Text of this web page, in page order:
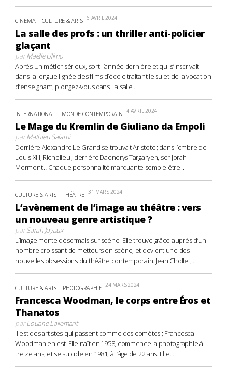
CINÉMA CULTURE & ARTS 6 AVRIL 2024
La salle des profs : un thriller anti-policier
glaçant
parMaëlle Ullmo
Après Un métier sérieux, sorti l’année dernière et qui s’inscrivait
dans la longue lignée des films d’école traitant le sujet de la vocation
d’enseignant, plongez-vous dans La salle...
INTERNATIONAL MONDE CONTEMPORAIN 4 AVRIL 2024
Le Mage du Kremlin de Giuliano da Empoli
parMathieu Salami
Derrière Alexandre Le Grand se trouvait Aristote ; dans l’ombre de
Louis XIII, Richelieu ; derrière Daenerys Targaryen, ser Jorah
Mormont… Chaque personnalité marquante semble être...
CULTURE & ARTS THÉÂTRE 31 MARS 2024
L’avènement de l’image au théâtre : vers
un nouveau genre artistique ?
parSarah Joyaux
L’image monte désormais sur scène. Elle trouve grâce auprès d’un
nombre croissant de metteurs en scène, et devient une des
nouvelles obsessions du théâtre contemporain. Jean Chollet,...
CULTURE & ARTS PHOTOGRAPHIE 24 MARS 2024
Francesca Woodman, le corps entre Éros et
Thanatos
parLouane Lallemant
Il est des artistes qui passent comme des comètes ; Francesca
Woodman en est. Elle naît en 1958, commence la photographie à
treize ans, et se suicide en 1981, à l’âge de 22 ans. Elle...